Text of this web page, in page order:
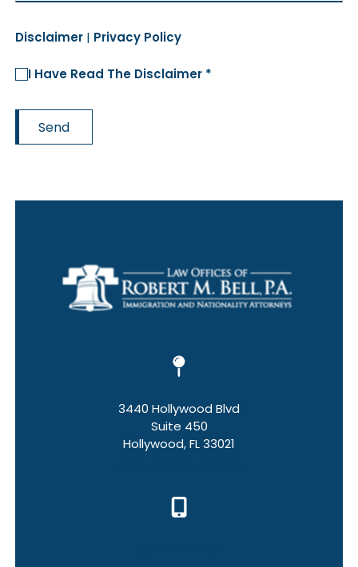
Disclaimer | Privacy Policy
I Have Read The Disclaimer *
Send
3440 Hollywood Blvd
Suite 450
Hollywood, FL 33021